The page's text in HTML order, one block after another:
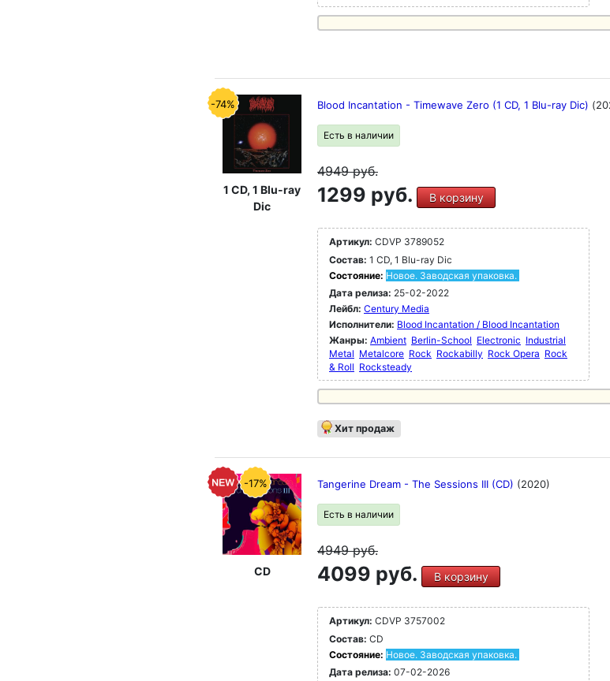
-74%
1 CD, 1 Blu-ray
Dic
Blood Incantation - Timewave Zero (1 CD, 1 Blu-ray Dic)
Есть в наличии
4949руб.
1299 руб. В корзину
Артикул: CDVP 3789052
Состав: 1 CD, 1 Blu-ray Dic
Состояние: Новое. Заводская упаковка.
Дата релиза: 25-02-2022
Лейбл: Century Media
Исполнители: Blood Incantation / Blood Incantation
Жанры: Ambient Berlin-School Electronic Industrial
Metal Metalcore Rock Rockabilly Rock Opera Rock
& Roll Rocksteady
Хит продаж
-17%
CD
Tangerine Dream - The Sessions III (CD) (2020)
Есть в наличии
4949руб.
4099 руб. В корзину
Артикул: CDVP 3757002
Состав: CD
Состояние: Новое. Заводская упаковка.
Дата релиза: 07-02-2026